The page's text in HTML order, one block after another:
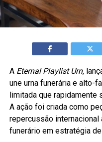
A Eternal Playlist Urn,
une urna funerária e alto-
limitada que
A ação foi criada como
repercussão
funerário em estratégia